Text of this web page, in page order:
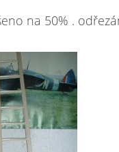
na 50% .